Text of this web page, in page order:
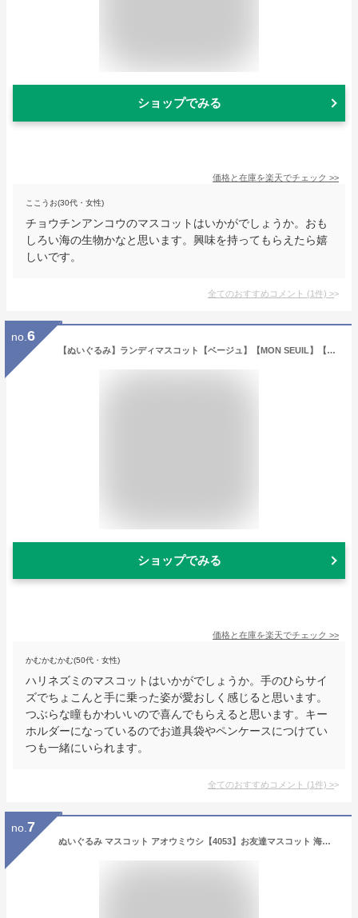
ショップでみる
価格と在庫を楽天でチェック >>
ここうお(30代・女性)
チョウチンアンコウのマスコットはいかがでしょうか。おも
しろい海の生物かなと思います。興味を持ってもらえたら嬉
しいです。
全てのおすすめコメント (1件) >
no. 6
【ぬいぐるみ】ランディマスコット【ベージュ】【MON SEUIL】【ランディ】【ソフトトイ】【ハリネズミ】【はりねずみ】【針鼠】【動物】【おもちゃ】【キーホルダー】【かわいい】
ショップでみる
価格と在庫を楽天でチェック >>
かむかむかむ(50代・女性)
ハリネズミのマスコットはいかがでしょうか。手のひらサイ
ズでちょこんと手に乗った姿が愛おしく感じると思います。
つぶらな瞳もかわいいので喜んでもらえると思います。キー
ホルダーになっているのでお道具袋やペンケースにつけてい
つも一緒にいられます。
全てのおすすめコメント (1件) >
no. 7
ぬいぐるみ マスコット アオウミウシ【4053】お友達マスコット 海中散歩 水族館 魚 キーチェーンマスコット キーホルダー ミニ図鑑付き内藤デザイン【定形外郵便発送】